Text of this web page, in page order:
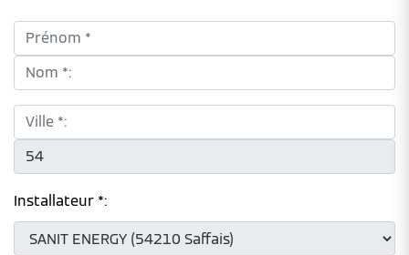
Prénom *:
Nom *:
Ville *:
CP *:
Installateur *: